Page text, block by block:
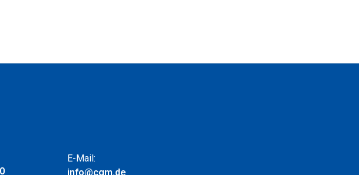
E-Mail:
info@cgm.de